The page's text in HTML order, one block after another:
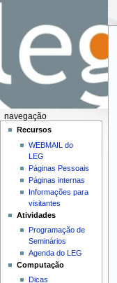
navegação
Recursos
WEBMAIL do
LEG
Páginas Pessoais
Páginas internas
Informações para
visitantes
Atividades
Programação de
Seminários
Agenda do LEG
Computação
Dicas